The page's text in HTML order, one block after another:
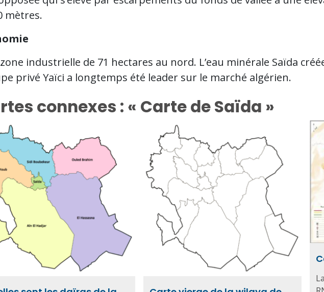
mètres.
industrielle de 71 hectares au nord. L’eau minérale Saïda
privé Yaïci a longtemps été leader sur le marché algérien.
connexes : « Carte de Saïda »